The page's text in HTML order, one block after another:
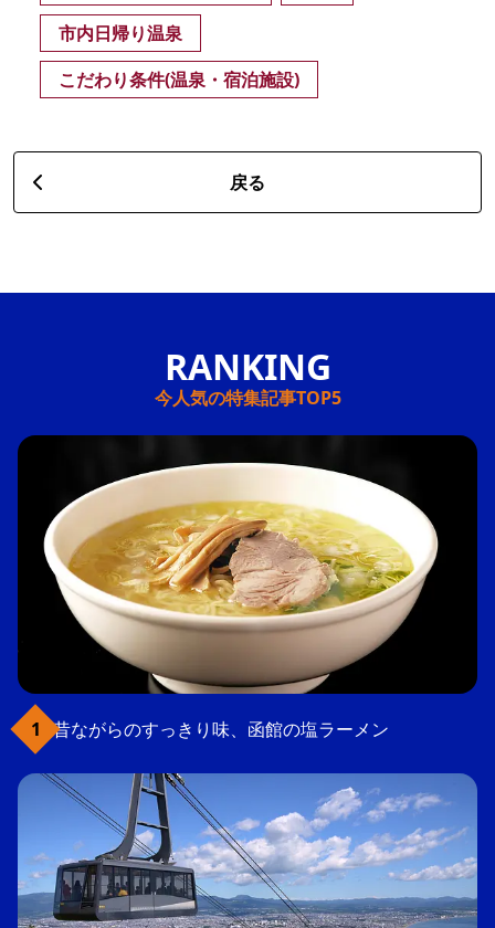
市内日帰り温泉
こだわり条件(温泉・宿泊施設)
戻る
今人気の特集記事TOP5
昔ながらのすっきり味、函館の塩ラーメン